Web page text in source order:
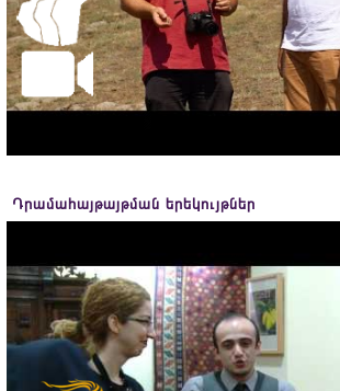
Դրամահայթայթման երեկույթներ